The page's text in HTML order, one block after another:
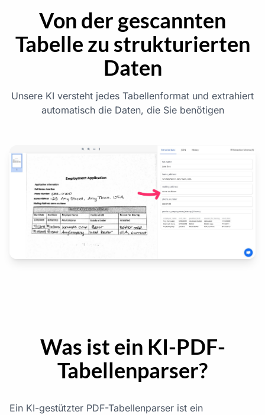
Von der gescannten
Tabelle zu strukturierten
Daten
Unsere KI versteht jedes Tabellenformat und extrahiert
automatisch die Daten, die Sie benötigen
Was ist ein KI-PDF-
Tabellenparser?
Ein KI-gestützter PDF-Tabellenparser ist ein